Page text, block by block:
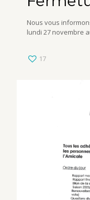
Nous vous
lundi 27 novembre
17